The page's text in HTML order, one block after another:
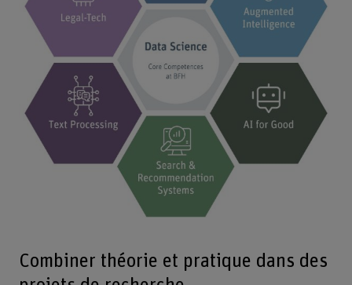
Combiner théorie et pratique dans des